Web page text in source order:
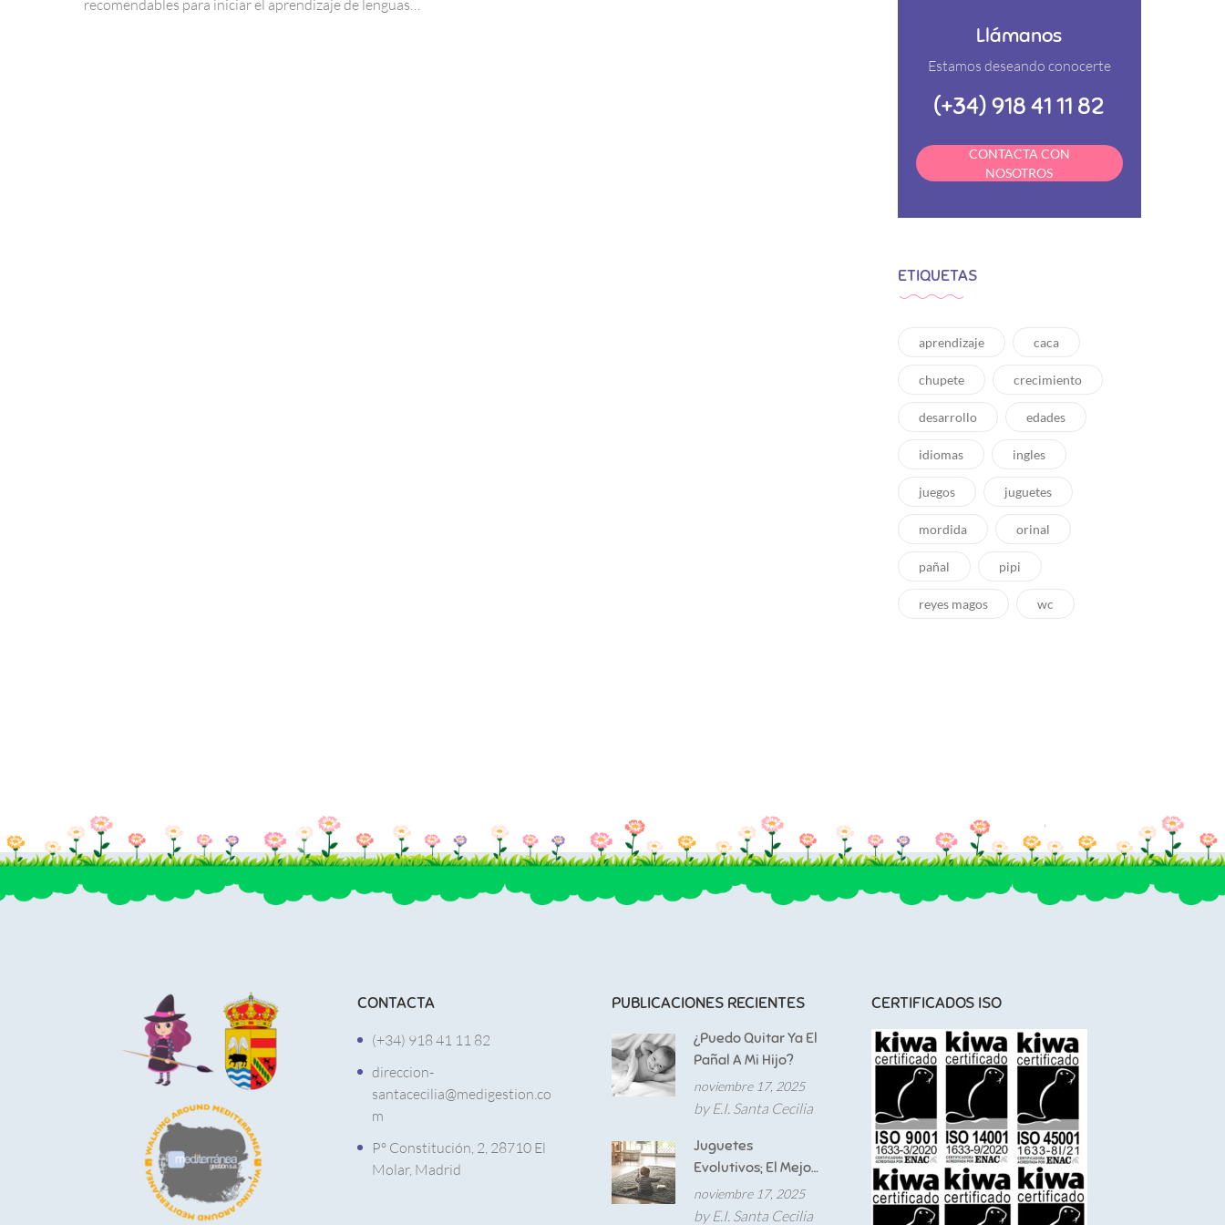
recomendables para iniciar el aprendizaje de lenguas
Llámanos
Estamos deseando conocerte
(+34) 918 41 11 82
CONTACTA CON
NOSOTROS
ETIQUETAS
aprendizaje caca
chupete crecimiento
desarrollo edades
idiomas ingles
juegos juguetes
mordida orinal
pañal pipi
reyes magos wc
CONTACTA
(+34) 918 41 11 82
direccion-
santacecilia@medigestion.co
m
Pº Constitución, 2, 28710 El
Molar, Madrid
PUBLICACIONES RECIENTES
¿Puedo Quitar Ya El
Pañal A Mi Hijo?
noviembre 17, 2025
by E.I. Santa Cecilia
Juguetes
Evolutivos; El Mejor
Aliado Para El
Desarrollo De
noviembre 17, 2025
by E.I. Santa Cecilia
CERTIFICADOS ISO